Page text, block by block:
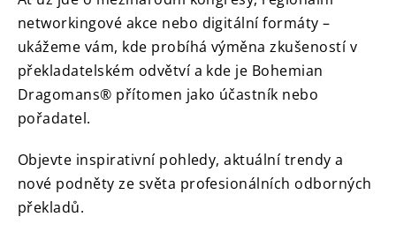
networkingové akce nebo digitální formáty –
ukážeme vám, kde probíhá výměna zkušeností v
překladatelském odvětví a kde je Bohemian
Dragomans® přítomen jako účastník nebo
pořadatel.
Objevte inspirativní pohledy, aktuální trendy a
nové podněty ze světa profesionálních odborných
překladů.